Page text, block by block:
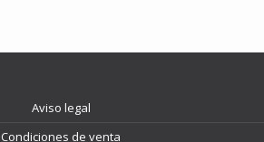
Aviso legal
Condiciones de venta